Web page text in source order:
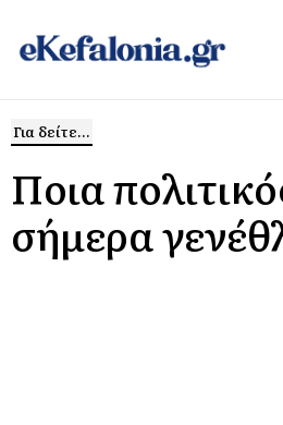
Για δείτε...
Ποια
σήμερα